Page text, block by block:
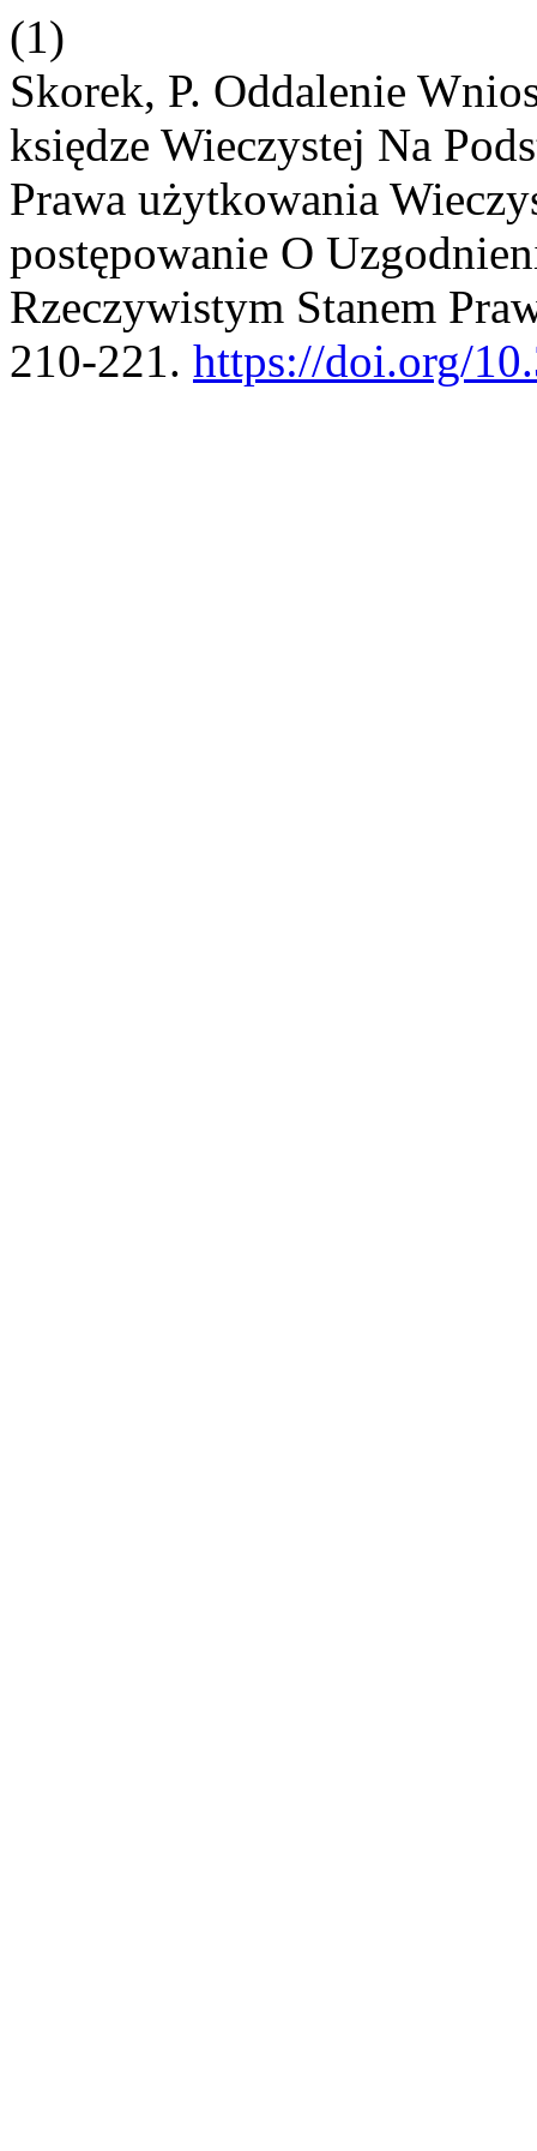
(1)
Skorek, P. Oddalenie
księdze Wieczystej Na
Prawa użytkowania
postępowanie O
Rzeczywistym Stanem
210-221. https://doi.org/